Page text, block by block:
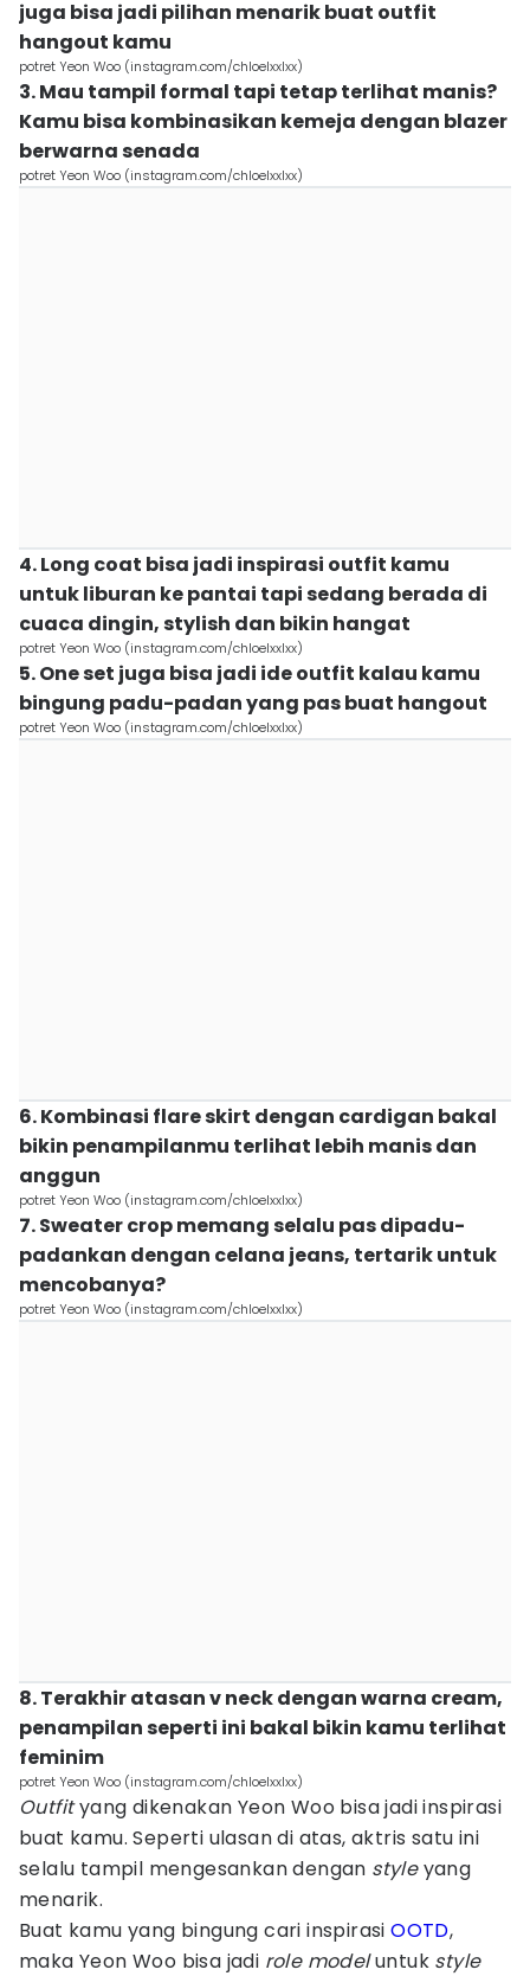
juga bisa jadi pilihan menarik buat outfit
hangout kamu
potret Yeon Woo (instagram.com/chloelxxlxx)
3. Mau tampil formal tapi tetap terlihat manis?
Kamu bisa kombinasikan kemeja dengan blazer
berwarna senada
potret Yeon Woo (instagram.com/chloelxxlxx)
4. Long coat bisa jadi inspirasi outfit kamu
untuk liburan ke pantai tapi sedang berada di
cuaca dingin, stylish dan bikin hangat
potret Yeon Woo (instagram.com/chloelxxlxx)
5. One set juga bisa jadi ide outfit kalau kamu
bingung padu-padan yang pas buat hangout
potret Yeon Woo (instagram.com/chloelxxlxx)
6. Kombinasi flare skirt dengan cardigan bakal
bikin penampilanmu terlihat lebih manis dan
anggun
potret Yeon Woo (instagram.com/chloelxxlxx)
7. Sweater crop memang selalu pas dipadu-
padankan dengan celana jeans, tertarik untuk
mencobanya?
potret Yeon Woo (instagram.com/chloelxxlxx)
8. Terakhir atasan v neck dengan warna cream,
penampilan seperti ini bakal bikin kamu terlihat
feminim
potret Yeon Woo (instagram.com/chloelxxlxx)
Outfityang dikenakan Yeon Woo bisa jadi inspirasi
buat kamu. Seperti ulasan di atas, aktris satu ini
selalu tampil mengesankan dengan styleyang
menarik.
Buat kamu yang bingung cari inspirasiOOTD,
maka Yeon Woo bisa jadi role modeluntuk style